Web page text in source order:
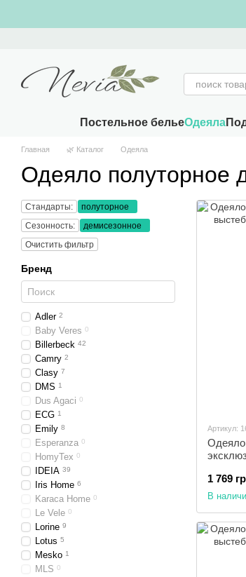
Постельное бельеОдеяла
Главная 🌿 Каталог Одеяла
Одеяло полуторное
Артикул:
Одеяло
1 769
В
Стандарты:
полуторное
Сезонность:
демисезонное
Очистить фильтр
Бренд
Adler 2
Baby Veres 0
Billerbeck 42
Camry 2
Clasy 7
DMS 1
Dus Agaci 0
ECG 1
Emily 8
Esperanza 0
HomyTex 0
IDEIA 39
Iris Home 6
Karaca Home 0
Le Vele 0
Lorine 9
Lotus 5
Mesko 1
MLS 0